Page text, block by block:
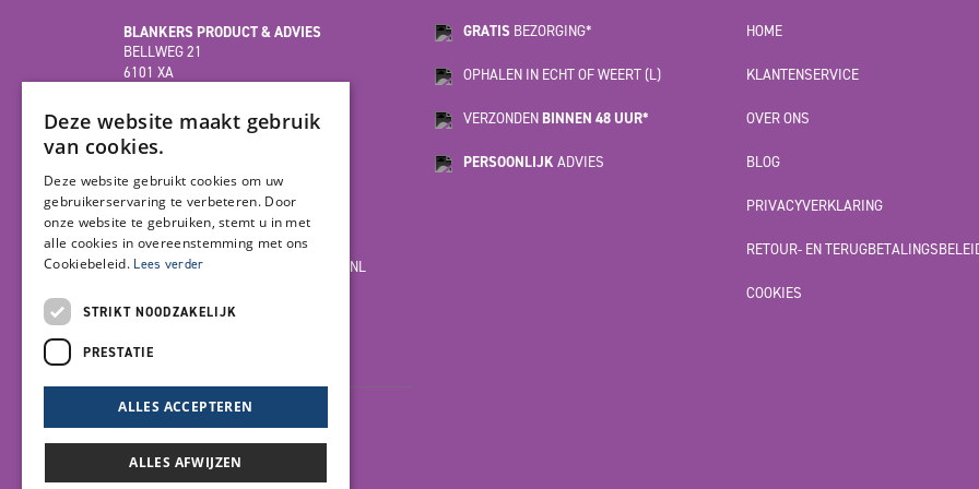
BLANKERS PRODUCT & ADVIES
BELLWEG 21
6101 XA
(HOOFDVESTIGING)
6004 AX
WEERT
INFO@BLANKERSPRODUCT-ADVIES.NL
LET'S GET SOCIAL
GRATIS BEZORGING*
OPHALEN IN ECHT OF WEERT (L)
VERZONDEN BINNEN 48 UUR*
PERSOONLIJKADVIES
HOME
KLANTENSERVICE
OVER ONS
BLOG
PRIVACYVERKLARING
RETOUR- EN
COOKIES
Deze website maakt gebruik
van cookies.
Deze website gebruikt cookies om uw
gebruikerservaring te verbeteren. Door
onze website te gebruiken, stemt u in met
alle cookies in overeenstemming met ons
Cookiebeleid. Lees verder
STRIKT NOODZAKELIJK
PRESTATIE
ALLES ACCEPTEREN
ALLES AFWIJZEN